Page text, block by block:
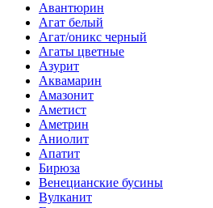
Авантюрин
Агат белый
Агат/оникс черный
Агаты цветные
Азурит
Аквамарин
Амазонит
Аметист
Аметрин
Аниолит
Апатит
Бирюза
Венецианские бусины
Вулканит